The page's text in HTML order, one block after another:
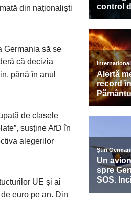
din naționaliști
Germania să se
că decizia
până în anul
de clasele
susține AfD în
alegerilor
UE și ai
euro pe an. Din